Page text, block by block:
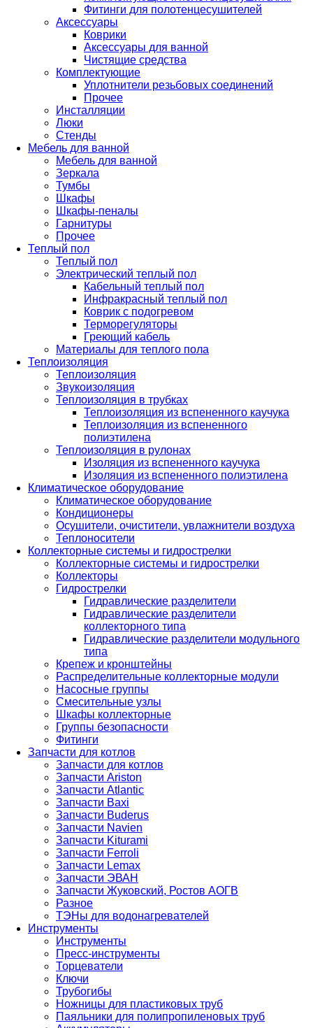
Фитинги для полотенцесушителей
Аксессуары
Коврики
Аксессуары для ванной
Чистящие средства
Комплектующие
Уплотнители резьбовых соединений
Прочее
Инсталляции
Люки
Стенды
Мебель для ванной
Мебель для ванной
Зеркала
Тумбы
Шкафы
Шкафы-пеналы
Гарнитуры
Прочее
Теплый пол
Теплый пол
Электрический теплый пол
Кабельный теплый пол
Инфракрасный теплый пол
Коврик с подогревом
Терморегуляторы
Греющий кабель
Материалы для теплого пола
Теплоизоляция
Теплоизоляция
Звукоизоляция
Теплоизоляция в трубках
Теплоизоляция из вспененного каучука
Теплоизоляция из вспененного
полиэтилена
Теплоизоляция в рулонах
Изоляция из вспененного каучука
Изоляция из вспененного полиэтилена
Климатическое оборудование
Климатическое оборудование
Кондиционеры
Осушители, очистители, увлажнители воздуха
Теплоносители
Коллекторные системы и гидрострелки
Коллекторные системы и гидрострелки
Коллекторы
Гидрострелки
Гидравлические разделители
Гидравлические разделители
коллекторного типа
Гидравлические разделители модульного
типа
Крепеж и кронштейны
Распределительные коллекторные модули
Насосные группы
Смесительные узлы
Шкафы коллекторные
Группы безопасности
Фитинги
Запчасти для котлов
Запчасти для котлов
Запчасти Ariston
Запчасти Atlantic
Запчасти Baxi
Запчасти Buderus
Запчасти Navien
Запчасти Kiturami
Запчасти Ferroli
Запчасти Lemax
Запчасти ЭВАН
Запчасти Жуковский, Ростов АОГВ
Разное
ТЭНы для водонагревателей
Инструменты
Инструменты
Пресс-инструменты
Торцеватели
Ключи
Трубогибы
Ножницы для пластиковых труб
Паяльники для полипропиленовых труб